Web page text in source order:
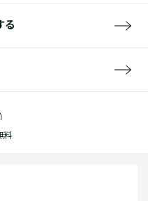
る
料